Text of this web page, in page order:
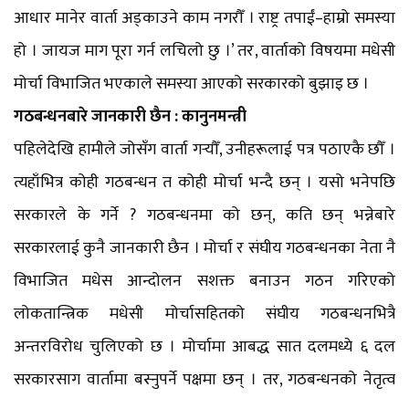
आधार मानेर वार्ता अड्काउने काम नगरौँ । राष्ट्र तपाईं–हाम्रो समस्या
हो । जायज माग पूरा गर्न लचिलो छु ।’ तर, वार्ताको विषयमा मधेसी
मोर्चा विभाजित भएकाले समस्या आएको सरकारको बुझाइ छ ।
गठबन्धनबारे जानकारी छैन : कानुनमन्त्री
पहिलेदेखि हामीले जोसँग वार्ता गर्‍यौँ, उनीहरूलाई पत्र पठाएकै छौँ ।
त्यहाँभित्र कोही गठबन्धन त कोही मोर्चा भन्दै छन् । यसो भनेपछि
सरकारले के गर्ने ? गठबन्धनमा को छन्, कति छन् भन्नेबारे
सरकारलाई कुनै जानकारी छैन । मोर्चा र संघीय गठबन्धनका नेता नै
विभाजित मधेस आन्दोलन सशक्त बनाउन गठन गरिएको
लोकतान्त्रिक मधेसी मोर्चासहितको संघीय गठबन्धनभित्रै
अन्तरविरोध चुलिएको छ । मोर्चामा आबद्ध सात दलमध्ये ६ दल
सरकारसाग वार्तामा बस्नुपर्ने पक्षमा छन् । तर, गठबन्धनको नेतृत्व